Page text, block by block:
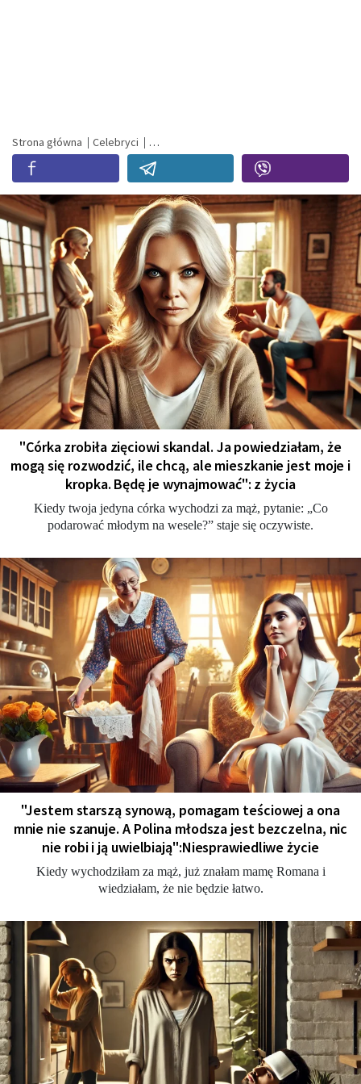
Strona główna Celebryci
"Córka zrobiła zięciowi skandal. Ja powiedziałam, że
mogą się rozwodzić, ile chcą, ale mieszkanie jest moje i
kropka. Będę je wynajmować": z życia
Kiedy twoja jedyna córka wychodzi za mąż, pytanie: „Co
podarować młodym na wesele?” staje się oczywiste.
"Jestem starszą synową, pomagam teściowej a ona
mnie nie szanuje. A Polina młodsza jest bezczelna, nic
nie robi i ją uwielbiają":Niesprawiedliwe życie
Kiedy wychodziłam za mąż, już znałam mamę Romana i
wiedziałam, że nie będzie łatwo.